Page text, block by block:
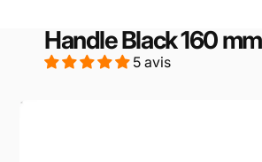
Handle Black 160
5 avis